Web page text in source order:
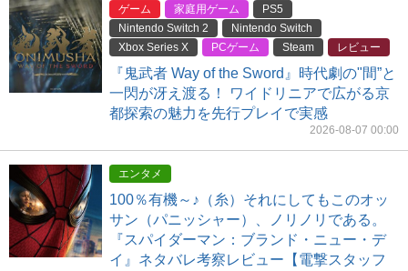
ゲーム 家庭用ゲーム
PS5
Nintendo Switch 2
Nintendo Switch
Xbox Series X
PCゲーム Steam レビュー
『鬼武者 Way of the Sword』時代劇の"間”と
一閃が冴え渡る！ ワイドリニアで広がる京
都探索の魅力を先行プレイで実感
2026-08-07 00:00
エンタメ
100％有機～♪（糸）それにしてもこのオッ
サン（パニッシャー）、ノリノリである。
『スパイダーマン：ブランド・ニュー・デ
イ』ネタバレ考察レビュー【電撃スタッフ